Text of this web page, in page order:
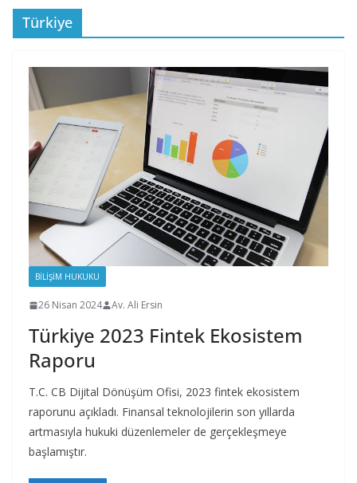
Türkiye
BILIŞIM HUKUKU
26 Nisan 2024 Av. Ali Ersin
Türkiye 2023 Fintek Ekosistem
Raporu
T.C. CB Dijital Dönüşüm Ofisi, 2023 fintek ekosistem
raporunu açıkladı. Finansal teknolojilerin son yıllarda
artmasıyla hukuki düzenlemeler de gerçekleşmeye
başlamıştır.